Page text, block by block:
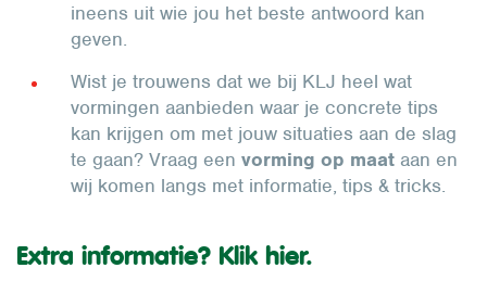
ineens uit wie jou het beste antwoord kan
geven.
Wist je trouwens dat we bij KLJ heel wat
vormingen aanbieden waar je concrete tips
kan krijgen om met jouw situaties aan de slag
te gaan? Vraag een vorming op maat aan en
wij komen langs met informatie, tips & tricks.
Extra informatie? Klik hier.